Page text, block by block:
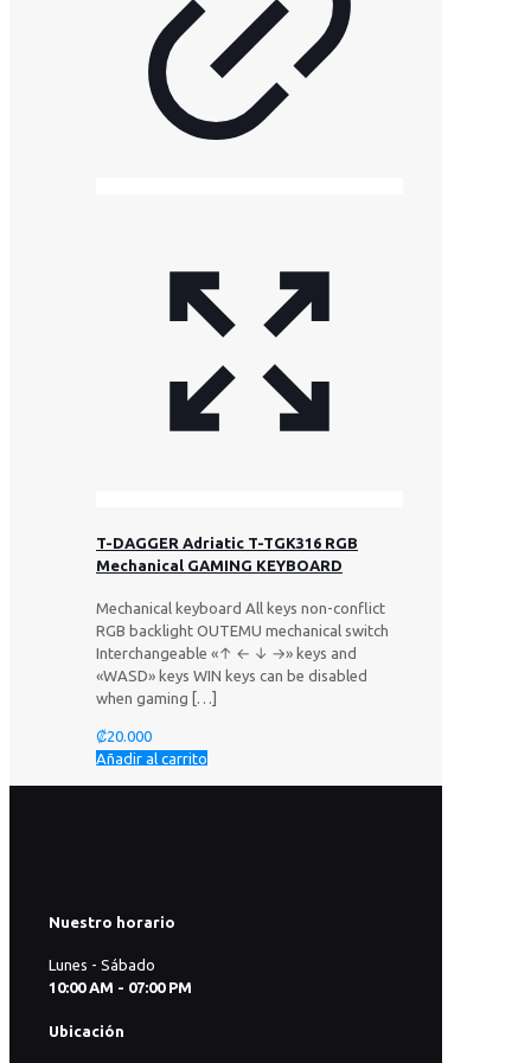
T-DAGGER Adriatic T-TGK316 RGB
Mechanical GAMING KEYBOARD
Mechanical keyboard All keys non-conflict
RGB backlight OUTEMU mechanical switch
Interchangeable «↑ ← ↓ →» keys and
«WASD» keys WIN keys can be disabled
when gaming […]
₡20.000
Añadir al carrito
Nuestro horario
Lunes - Sábado
10:00 AM - 07:00 PM
Ubicación